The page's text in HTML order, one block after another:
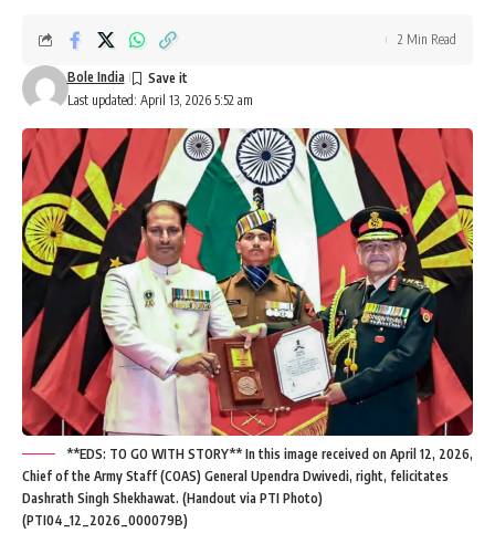
Last updated: April 13, 2026 5:52 am
Bole India
2 Min Read
**EDS: TO GO WITH STORY** In this image received on April 12, 2026,
Chief of the Army Staff (COAS) General Upendra Dwivedi, right, felicitates
Dashrath Singh Shekhawat. (Handout via PTI Photo)
(PTI04_12_2026_000079B)